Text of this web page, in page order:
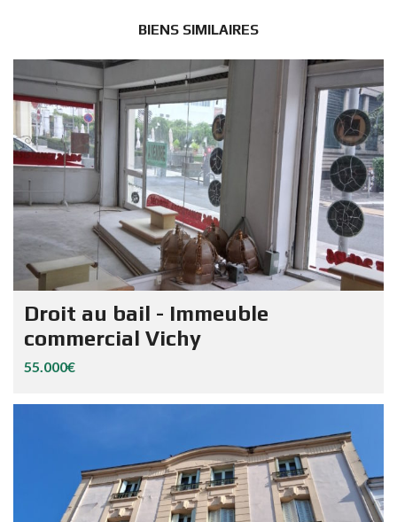
BIENS SIMILAIRES
Droit au bail - Immeuble
commercial Vichy
55.000€